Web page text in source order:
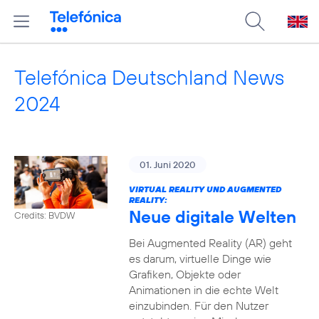
Telefónica Deutschland News
2024
Credits: BVDW
01. Juni 2020
VIRTUAL REALITY UND AUGMENTED
REALITY:
Neue digitale Welten
Bei Augmented Reality (AR) geht
es darum, virtuelle Dinge wie
Grafiken, Objekte oder
Animationen in die echte Welt
einzubinden. Für den Nutzer